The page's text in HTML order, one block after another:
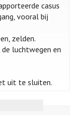
casus
vooral bij
zelden.
luchtwegen en
uit te sluiten.